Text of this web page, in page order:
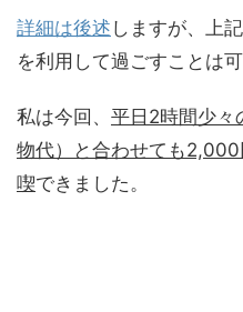
詳細は後述 しますが、上
を利用して過ごすことは可
私は今回、 平日2時間少々
物代）と合わせても
喫できました。